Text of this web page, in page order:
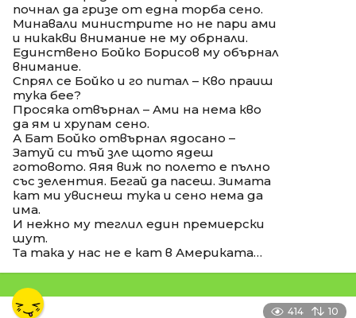
почнал да гризе от една торба сено.
Минавали министрите но не пари ами
и никакви внимание не му обрнали.
Единствено Бойко Борисов му обърнал
внимание.
Спрял се Бойко и го питал – Кво праиш
тука бее?
Просяка отвърнал – Ами на нема кво
да ям и хрупам сено.
А Бат Бойко отвърнал ядосано –
Затуй си тъй зле щото ядеш
готовото. Яяя виж по полето е пълно
със зелентия. Бегай да пасеш. Зимата
кат ми увиснеш тука и сено нема да
има.
И нежно му теглил един премиерски
шут.
Та така у нас не е кат в Америката…
414 10